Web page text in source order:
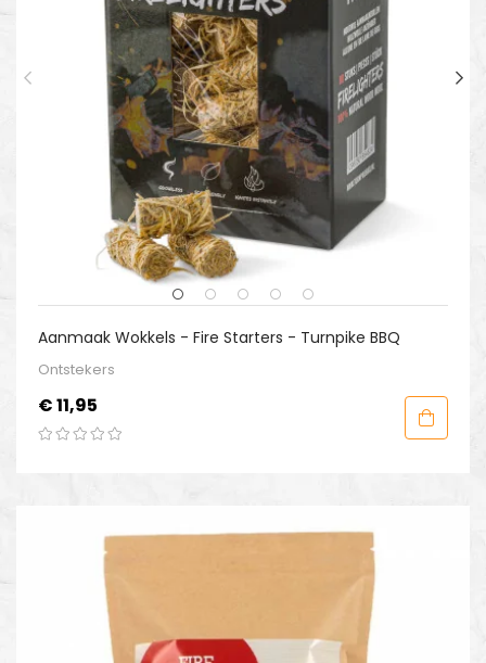
Aanmaak Wokkels - Fire Starters - Turnpike BBQ
Ontstekers
Prijs
€ 11,95